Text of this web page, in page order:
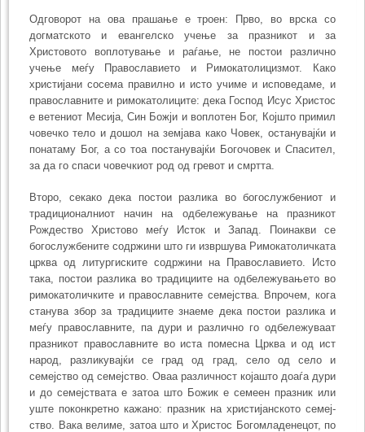
Одговорот на ова прашање е троен: Прво, во врска со
догматското и еван­гел­ско учење за празникот и за
Христовото воплотување и раѓање, не постои раз­лично
учење меѓу Православието и Римокатолицизмот. Како
христијани сосема пра­вилно и исто учиме и исповедаме, и
православните и римокатолиците: дека Господ Исус Христос
е ветениот Месија, Син Божји и воплотен Бог, Којшто примил
човечко тело и дошол на земјава како Човек, останувајќи и
понатаму Бог, а со тоа постанувајќи Богочовек и Спасител,
за да го спаси човечкиот род од гревот и смртта.
Второ, секако дека постои разлика во богослужбениот и
традиционалниот начин на одбележување на празникот
Рождество Христово меѓу Исток и Запад. Поинакви се
богослужбените содржини што ги извршува Римокатоличката
црква од литургиските содржини на Православието. Исто
така, постои разлика во тради­циите на одбележувањето во
римокатоличките и православните семеј­ства. Впро­чем, кога
станува збор за традициите знаеме дека постои разлика и
меѓу православ­ните, па дури и различно го одбележуваат
празникот православните во иста помесна Црква и од ист
народ, разликувајќи се град од град, село од село и
семејство од семејство. Оваа различност којашто доаѓа дури
и до семејствата е затоа што Божик е семеен празник или
уште поконкретно кажано: празник на христијан­ското семеј­
ство. Вака велиме, затоа што и Христос Богомладенецот, по